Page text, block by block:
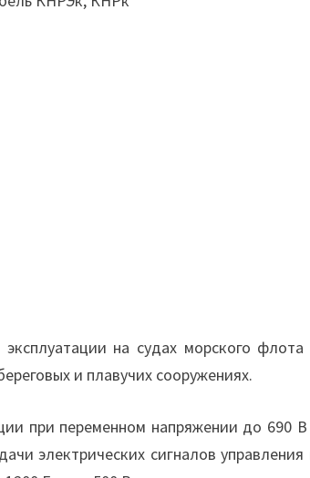
на судах морского флота
и плавучих сооружениях.
при переменном напряжении до 690
электрических сигналов